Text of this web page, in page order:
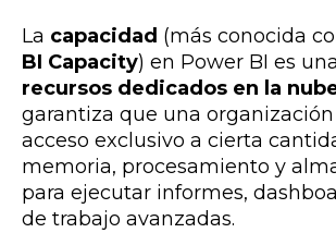
La capacidad (más conocida
BI Capacity) en Power BI es una
recursos dedicados en la
garantiza que una
acceso exclusivo a cierta
memoria, procesamiento y
para ejecutar informes,
de trabajo avanzadas.